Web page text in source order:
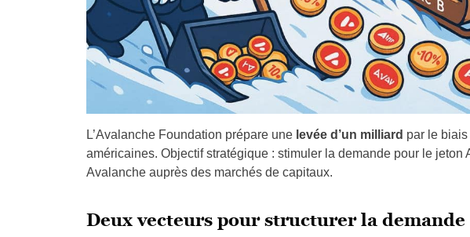
L’Avalanche Foundation prépare une levée d’un milliard par le
américaines. Objectif stratégique : stimuler la demande pour le jeton
Avalanche auprès des marchés de capitaux.
Deux vecteurs pour structurer la demande